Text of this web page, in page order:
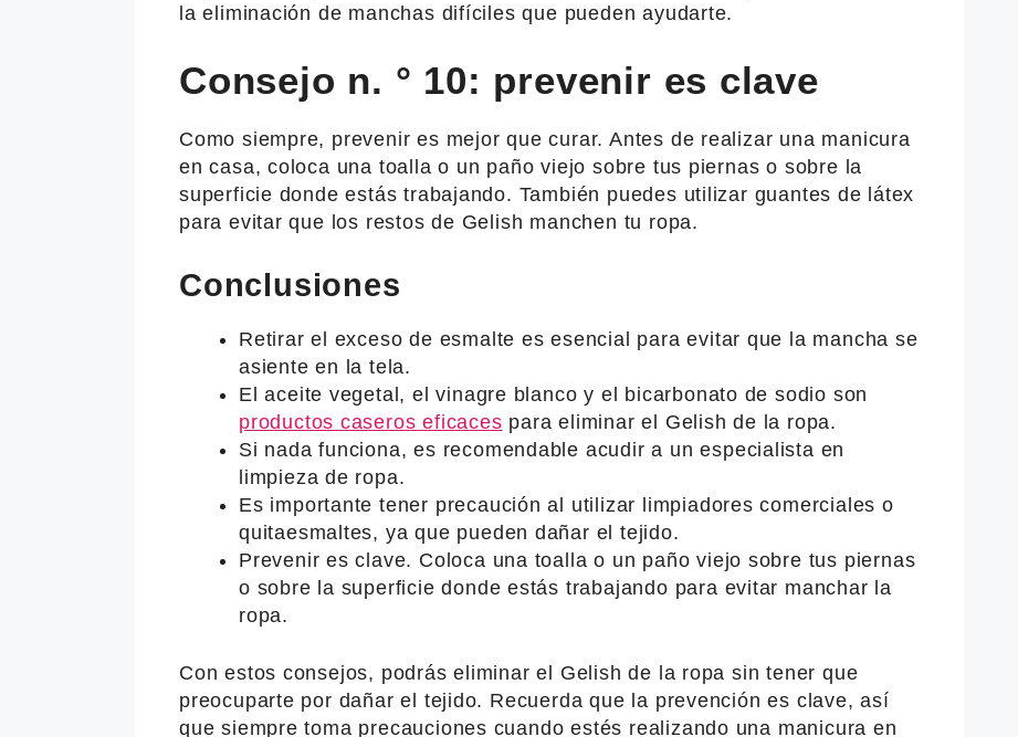
la eliminación de manchas difíciles que pueden ayudarte.
Consejo n. ° 10: prevenir es clave
Como siempre, prevenir es mejor que curar. Antes de realizar una manicura
en casa, coloca una toalla o un paño viejo sobre tus piernas o sobre la
superficie donde estás trabajando. También puedes utilizar guantes de látex
para evitar que los restos de Gelish manchen tu ropa.
Conclusiones
Retirar el exceso de esmalte es esencial para evitar que la mancha se
asiente en la tela.
El aceite vegetal, el vinagre blanco y el bicarbonato de sodio son
productos caseros eficaces para eliminar el Gelish de la ropa.
Si nada funciona, es recomendable acudir a un especialista en
limpieza de ropa.
Es importante tener precaución al utilizar limpiadores comerciales o
quitaesmaltes, ya que pueden dañar el tejido.
Prevenir es clave. Coloca una toalla o un paño viejo sobre tus piernas
o sobre la superficie donde estás trabajando para evitar manchar la
ropa.
Con estos consejos, podrás eliminar el Gelish de la ropa sin tener que
preocuparte por dañar el tejido. Recuerda que la prevención es clave, así
que siempre toma precauciones cuando estés realizando una manicura en